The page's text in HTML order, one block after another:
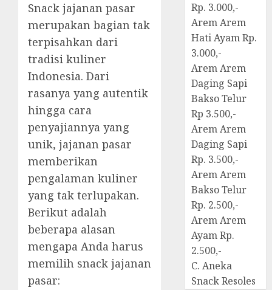
Snack jajanan pasar
merupakan bagian tak
terpisahkan dari
tradisi kuliner
Indonesia. Dari
rasanya yang autentik
hingga cara
penyajiannya yang
unik, jajanan pasar
memberikan
pengalaman kuliner
yang tak terlupakan.
Berikut adalah
beberapa alasan
mengapa Anda harus
memilih snack jajanan
pasar:
Rp. 3.000,-
Arem Arem
Hati Ayam Rp.
3.000,-
Arem Arem
Daging Sapi
Bakso Telur
Rp 3.500,-
Arem Arem
Daging Sapi
Rp. 3.500,-
Arem Arem
Bakso Telur
Rp. 2.500,-
Arem Arem
Ayam Rp.
2.500,-
C. Aneka
Snack Resoles